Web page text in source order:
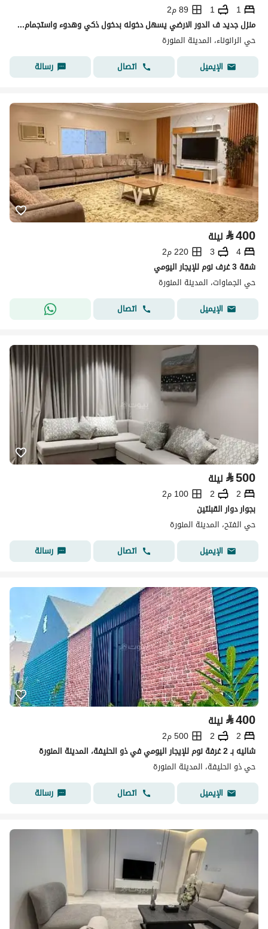
1
1
89 م2
منزل جديد ف الدور الارضي يسهل دخوله بدخول ذكي وهدوء واستجمام لك ولعائلك وتحظى بلحظات جميله لنفسك
حي الرانوناء، المدينة المنورة
الإيميل
اتصال رسالة
⃁400 ليلة
4
3
220 م2
شقة 3 غرف نوم للإيجار اليومي
حي الجماوات، المدينة المنورة
الإيميل
اتصال
⃁500 ليلة
2
2
100 م2
بجوار دوار القبلتين
حي الفتح، المدينة المنورة
الإيميل
اتصال رسالة
⃁400 ليلة
2
2
500 م2
شاليه بـ 2 غرفة نوم للإيجار اليومي في ذو الحليفة، المدينة المنورة
حي ذو الحليفة، المدينة المنورة
الإيميل
اتصال رسالة